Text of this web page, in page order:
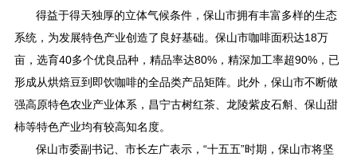
得益于得天独厚的立体气候条件，保山市拥有丰富多样的生态
系统，为发展特色产业创造了良好基础。保山市咖啡面积达18万
亩，选育40多个优良品种，精品率达80%，精深加工率超90%，已
形成从烘焙豆到即饮咖啡的全品类产品矩阵。此外，保山市不断做
强高原特色农业产业体系，昌宁古树红茶、龙陵紫皮石斛、保山甜
柿等特色产业均有较高知名度。
保山市委副书记、市长左广表示，“十五五”时期，保山市将坚